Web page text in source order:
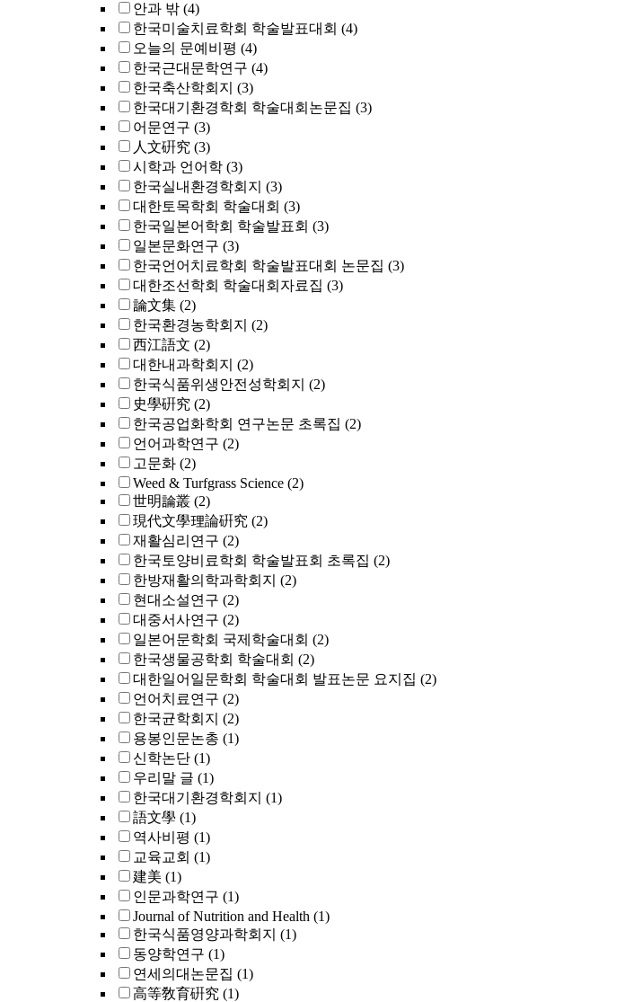
안과 밖 (4)
한국미술치료학회 학술발표대회 (4)
오늘의 문예비평 (4)
한국근대문학연구 (4)
한국축산학회지 (3)
한국대기환경학회 학술대회논문집 (3)
어문연구 (3)
人文硏究 (3)
시학과 언어학 (3)
한국실내환경학회지 (3)
대한토목학회 학술대회 (3)
한국일본어학회 학술발표회 (3)
일본문화연구 (3)
한국언어치료학회 학술발표대회 논문집 (3)
대한조선학회 학술대회자료집 (3)
論文集 (2)
한국환경농학회지 (2)
西江語文 (2)
대한내과학회지 (2)
한국식품위생안전성학회지 (2)
史學硏究 (2)
한국공업화학회 연구논문 초록집 (2)
언어과학연구 (2)
고문화 (2)
Weed & Turfgrass Science (2)
世明論叢 (2)
現代文學理論硏究 (2)
재활심리연구 (2)
한국토양비료학회 학술발표회 초록집 (2)
한방재활의학과학회지 (2)
현대소설연구 (2)
대중서사연구 (2)
일본어문학회 국제학술대회 (2)
한국생물공학회 학술대회 (2)
대한일어일문학회 학술대회 발표논문 요지집 (2)
언어치료연구 (2)
한국균학회지 (2)
용봉인문논총 (1)
신학논단 (1)
우리말 글 (1)
한국대기환경학회지 (1)
語文學 (1)
역사비평 (1)
교육교회 (1)
建美 (1)
인문과학연구 (1)
Journal of Nutrition and Health (1)
한국식품영양과학회지 (1)
동양학연구 (1)
연세의대논문집 (1)
高等敎育硏究 (1)